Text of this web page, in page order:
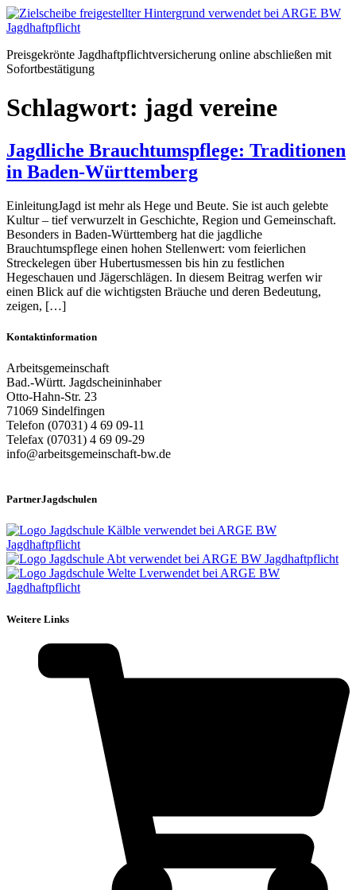
Zum
Inhalt
Preisgekrönte Jagdhaftpflichtversicherung online abschließen mit
Sofortbestätigung
Schlagwort: jagd vereine
Jagdliche Brauchtumspflege: Traditionen
in Baden-Württemberg
EinleitungJagd ist mehr als Hege und Beute. Sie ist auch gelebte
Kultur – tief verwurzelt in Geschichte, Region und Gemeinschaft.
Besonders in Baden-Württemberg hat die jagdliche
Brauchtumspflege einen hohen Stellenwert: vom feierlichen
Streckelegen über Hubertusmessen bis hin zu festlichen
Hegeschauen und Jägerschlägen. In diesem Beitrag werfen wir
einen Blick auf die wichtigsten Bräuche und deren Bedeutung,
zeigen, […]
Kontaktinformation
Arbeitsgemeinschaft
Bad.-Württ. Jagdscheininhaber
Otto-Hahn-Str. 23
71069 Sindelfingen
Telefon (07031) 4 69 09-11
Telefax (07031) 4 69 09-29
info@arbeitsgemeinschaft-bw.de
PartnerJagdschulen
Weitere Links